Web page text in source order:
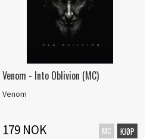
Venom - Into Oblivion (MC)
Venom
179 NOK MC KJØP